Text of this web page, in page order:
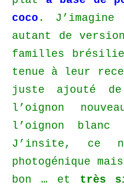
coco .
autant de
familles
tenue à leur
juste ajouté
l’oignon
l’oignon
J’insite, ce
photogénique
bon … et très